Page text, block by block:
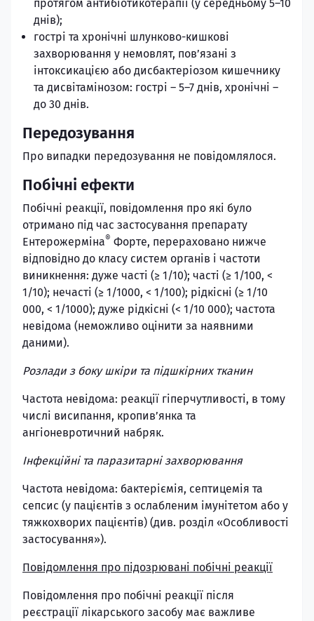
протягом антибіотикотерапії (у середньому 5–10
днів);
гострі та хронічні шлунково-кишкові
захворювання у немовлят, пов’язані з
інтоксикацією або дисбактеріозом кишечнику
та дисвітамінозом: гострі – 5–7 днів, хронічні –
до 30 днів.
Передозування
Про випадки передозування не повідомлялося.
Побічні ефекти
Побічні реакції, повідомлення про які було
отримано під час застосування препарату
Ентерожерміна® Форте, перераховано нижче
відповідно до класу систем органів і частоти
виникнення: дуже часті (≥ 1/10); часті (≥ 1/100, <
1/10); нечасті (≥ 1/1000, < 1/100); рідкісні (≥ 1/10
000, < 1/1000); дуже рідкісні (< 1/10 000); частота
невідома (неможливо оцінити за наявними
даними).
Розлади з боку шкіри та підшкірних тканин
Частота невідома: реакції гіперчутливості, в тому
числі висипання, кропив’янка та
ангіоневротичний набряк.
Інфекційні та паразитарні захворювання
Частота невідома: бактеріємія, септицемія та
сепсис (у пацієнтів з ослабленим імунітетом або у
тяжкохворих пацієнтів) (див. розділ «Особливості
застосування»).
Повідомлення про підозрювані побічні реакції
Повідомлення про побічні реакції після
реєстрації лікарського засобу має важливе